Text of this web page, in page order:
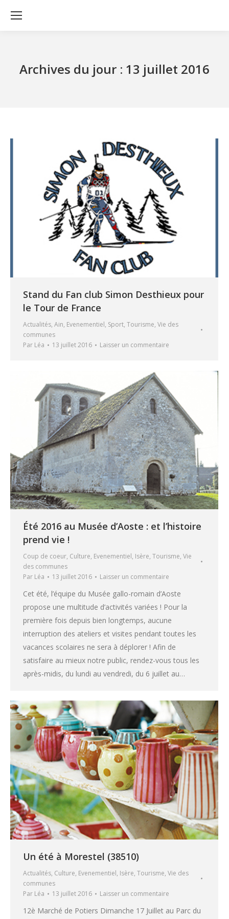
Archives du jour : 13 juillet 2016
Stand du Fan club Simon Desthieux pour
le Tour de France
Actualités, Ain, Evenementiel, Sport, Tourisme, Vie des
communes
Par Léa 13 juillet 2016 Laisser un commentaire
Été 2016 au Musée d’Aoste : et l’histoire
prend vie !
Coup de coeur, Culture, Evenementiel, Isère, Tourisme, Vie
des communes
Par Léa 13 juillet 2016 Laisser un commentaire
Cet été, l’équipe du Musée gallo-romain d’Aoste
propose une multitude d’activités variées ! Pour la
première fois depuis bien longtemps, aucune
interruption des ateliers et visites pendant toutes les
vacances scolaires ne sera à déplorer ! Afin de
satisfaire au mieux notre public, rendez-vous tous les
après-midis, du lundi au vendredi, du 6 juillet au…
Un été à Morestel (38510)
Actualités, Culture, Evenementiel, Isère, Tourisme, Vie des
communes
Par Léa 13 juillet 2016 Laisser un commentaire
12è Marché de Potiers Dimanche 17 Juillet au Parc du